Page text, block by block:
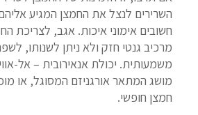
השרירים לנצל את החמצן המגיע
חשובים אימוני איכות. אגב, לצריכת
מרכיב גנטי חזק ולא ניתן לשנותו,
משמעותית. יכולת אנאירובית – אל-
מושג המתאר אורגניזם המסוגל, או
חמצן חופשי.